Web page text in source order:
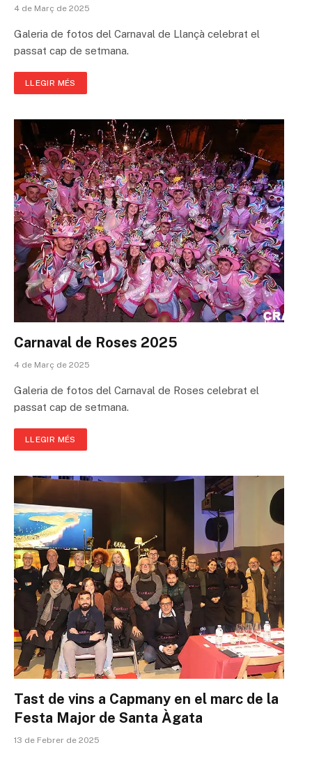
4 de Març de 2025
Galeria de fotos del Carnaval de Llançà celebrat el
passat cap de setmana.
LLEGIR MÉS
Carnaval de Roses 2025
4 de Març de 2025
Galeria de fotos del Carnaval de Roses celebrat el
passat cap de setmana.
LLEGIR MÉS
Tast de vins a Capmany en el marc de la
Festa Major de Santa Àgata
13 de Febrer de 2025